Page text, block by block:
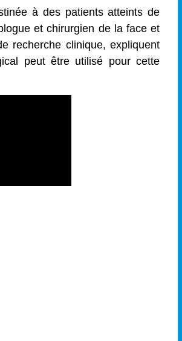
à des patients atteints de
et chirurgien de la face et
recherche clinique, expliquent
peut être utilisé pour cette